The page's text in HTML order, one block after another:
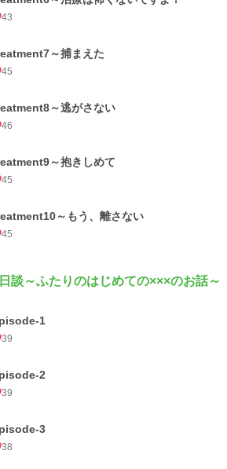
43
～捕まえた
45
～逃がさない
46
～抱きしめて
45
～もう、離さない
45
談～ふたりのはじめての×××のお話～
1
39
2
39
3
38